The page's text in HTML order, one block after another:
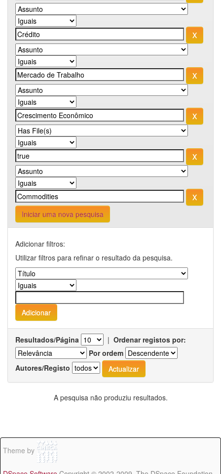
Iniciar uma nova pesquisa
Adicionar filtros:
Utilizar filtros para refinar o resultado da pesquisa.
Resultados/Página | Ordenar registos por:
Por ordem
Autores/Registo
A pesquisa não produziu resultados.
Theme by